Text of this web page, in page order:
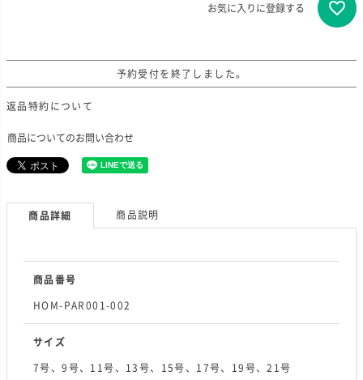
お気に入りに登録する
予約受付を終了しました。
返品特約について
商品についてのお問い合わせ
商品詳細 商品説明
商品番号
HOM-PAR001-002
サイズ
7号、9号、11号、13号、15号、17号、19号、21号